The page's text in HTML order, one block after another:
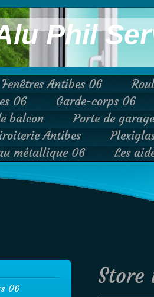
Phil
Fenêtres Antibes 06
06
Garde-corps 06
balcon
Porte de
Antibes
métallique 06
Les
06